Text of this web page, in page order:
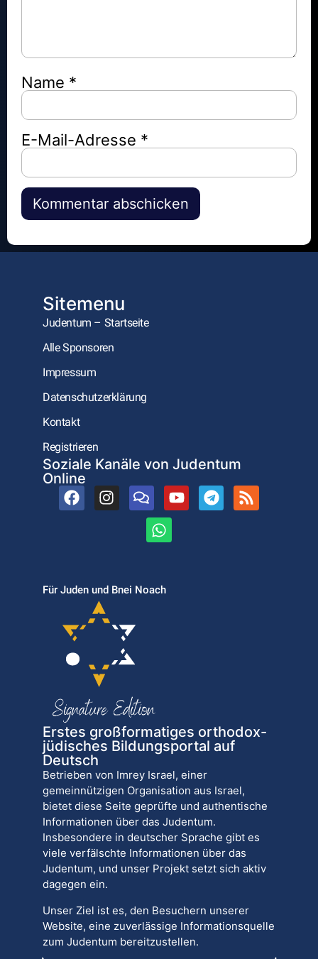
Name *
E-Mail-Adresse *
Alternative:
Sitemenu
Judentum – Startseite
Alle Sponsoren
Impressum
Datenschutzerklärung
Kontakt
Registrieren
Soziale Kanäle von Judentum
Online
Für Juden und Bnei Noach
Erstes großformatiges orthodox-
jüdisches Bildungsportal auf
Deutsch
Betrieben von Imrey Israel, einer
gemeinnützigen Organisation aus Israel,
bietet diese Seite geprüfte und authentische
Informationen über das Judentum.
Insbesondere in deutscher Sprache gibt es
viele verfälschte Informationen über das
Judentum, und unser Projekt setzt sich aktiv
dagegen ein.
Unser Ziel ist es, den Besuchern unserer
Website, eine zuverlässige Informationsquelle
zum Judentum bereitzustellen.